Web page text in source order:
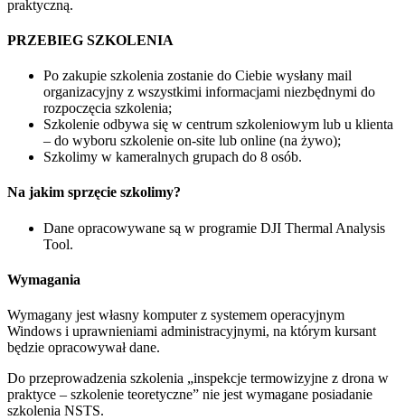
praktyczną.
PRZEBIEG SZKOLENIA
Po zakupie szkolenia zostanie do Ciebie wysłany mail
organizacyjny z wszystkimi informacjami niezbędnymi do
rozpoczęcia szkolenia;
Szkolenie odbywa się w centrum szkoleniowym lub u klienta
– do wyboru szkolenie on-site lub online (na żywo);
Szkolimy w kameralnych grupach do 8 osób.
Na jakim sprzęcie szkolimy?
Dane opracowywane są w programie DJI Thermal Analysis
Tool.
Wymagania
Wymagany jest własny komputer z systemem operacyjnym
Windows i uprawnieniami administracyjnymi, na którym kursant
będzie opracowywał dane.
Do przeprowadzenia szkolenia „inspekcje termowizyjne z drona w
praktyce – szkolenie teoretyczne” nie jest wymagane posiadanie
szkolenia NSTS.